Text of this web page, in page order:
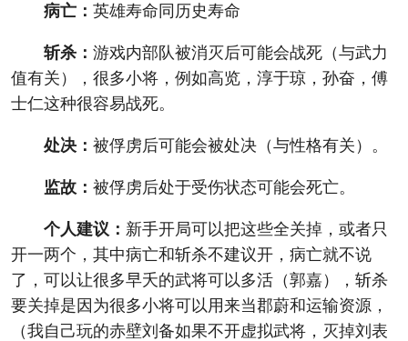
病亡： 英雄寿命同历史寿命
斩杀： 游戏内部队被消灭后可能会战死（与武力
值有关），很多小将，例如高览，淳于琼，孙奋，傅
士仁这种很容易战死。
处决： 被俘虏后可能会被处决（与性格有关）。
监故： 被俘虏后处于受伤状态可能会死亡。
个人建议： 新手开局可以把这些全关掉，或者只
开一两个，其中病亡和斩杀不建议开，病亡就不说
了，可以让很多早夭的武将可以多活（郭嘉），斩杀
要关掉是因为很多小将可以用来当郡蔚和运输资源，
（我自己玩的赤壁刘备如果不开虚拟武将，灭掉刘表